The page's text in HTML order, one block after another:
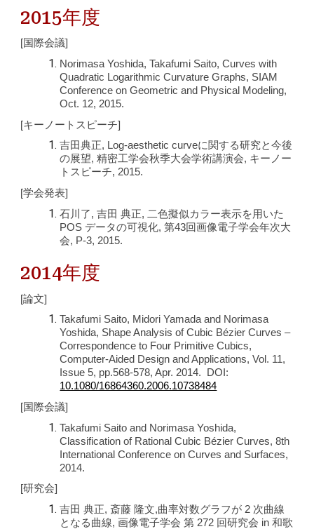
2015年度
[国際会議]
Norimasa Yoshida, Takafumi Saito, Curves with
Quadratic Logarithmic Curvature Graphs, SIAM
Conference on Geometric and Physical Modeling,
Oct. 12, 2015.
[キーノートスピーチ]
吉田典正, Log-aesthetic curveに関する研究と今後
の展望, 精密工学会秋季大会学術講演会, キーノー
トスピーチ, 2015.
[学会発表]
石川了, 吉田 典正, 二色擬似カラー表示を用いた
POS データの可視化, 第43回画像電子学会年次大
会, P-3, 2015.
2014年度
[論文]
Takafumi Saito, Midori Yamada and Norimasa
Yoshida, Shape Analysis of Cubic Bézier Curves –
Correspondence to Four Primitive Cubics,
Computer-Aided Design and Applications, Vol. 11,
Issue 5, pp.568-578, Apr. 2014. DOI:
10.1080/16864360.2006.10738484
[国際会議]
Takafumi Saito and Norimasa Yoshida,
Classification of Rational Cubic Bézier Curves, 8th
International Conference on Curves and Surfaces,
2014.
[研究会]
吉田 典正, 斎藤 隆文,曲率対数グラフが 2 次曲線
となる曲線, 画像電子学会 第 272 回研究会 in 和歌